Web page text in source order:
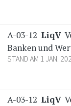
A-03-12 LiqV
Banken und
STAND AM 1 JAN.
A-03-12 LiqV